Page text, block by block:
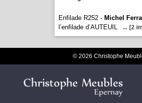
Enfilade R252 - Michel
l’enfilade d’AUTEUIL
... [2
© 2026 Christophe